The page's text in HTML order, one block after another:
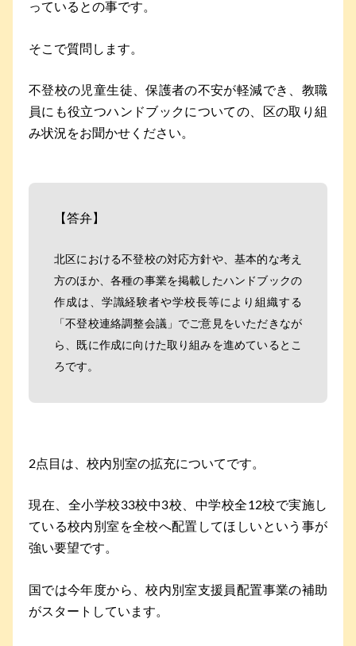
っているとの事です。
そこで質問します。
不登校の児童生徒、保護者の不安が軽減でき、教職
員にも役立つハンドブックについての、区の取り組
み状況をお聞かせください。
【答弁】
北区における不登校の対応方針や、基本的な考え
方のほか、各種の事業を掲載したハンドブックの
作成は、学識経験者や学校長等により組織する
「不登校連絡調整会議」でご意見をいただきなが
ら、既に作成に向けた取り組みを進めているとこ
ろです。
2点目は、校内別室の拡充についてです。
現在、全小学校33校中3校、中学校全12校で実施し
ている校内別室を全校へ配置してほしいという事が
強い要望です。
国では今年度から、校内別室支援員配置事業の補助
がスタートしています。